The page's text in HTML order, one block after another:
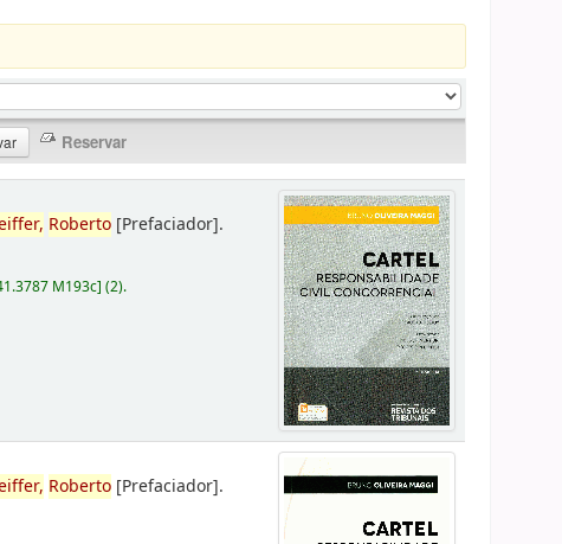
Roberto [Prefaciador].
M193c](2).
Roberto [Prefaciador].